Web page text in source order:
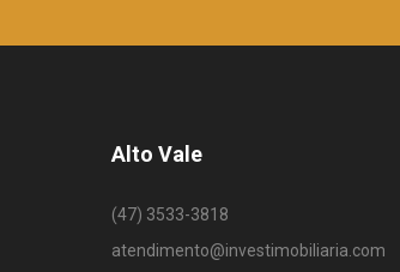
Alto Vale
(47) 3533-3818
atendimento@investimobiliaria.com